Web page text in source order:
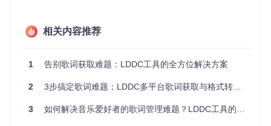
📌操作要点：在搜索界面中，可通过"来源筛选"功能选择优先
关键信息，帮助用户快速判断适用性。
常见问题：当搜索结果出现多个版本时，可通过预览窗口比
对歌词内容；若遇到歌词与歌曲不同步的情况，可使用"时间
校准"工具手动调整时间轴。该功能特别适用于现场版或remix
相关内容推荐
1 告别歌词获取难题：LDDC工具的全方位解决方案
2 3步搞定歌词难题：LDDC多平台歌词获取与格式转换工具全解析
3 如何解决音乐爱好者的歌词管理难题？LDDC工具的全方位解决方案